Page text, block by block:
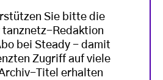
Sie bitte die
Redaktion
bei Steady - damit
Zugriff auf viele
Titel erhalten